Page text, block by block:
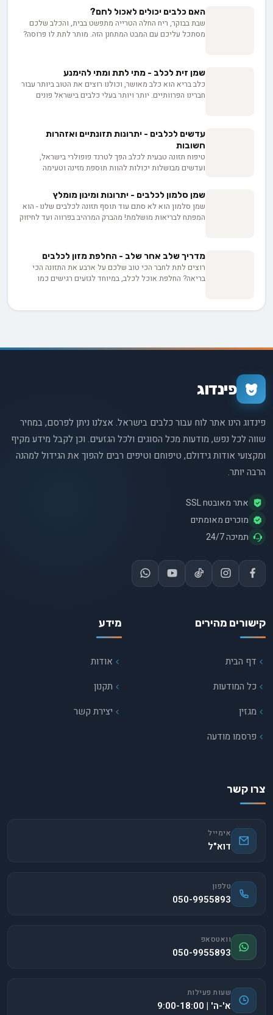
סיבוכים. הצעד הראשון? לדעת בוודאות שהגיע הזמן לשינוי.
האם כלבים יכולים לאכול לחם?
שבת בבוקר, ריח החלה הטרייה מתפשט בבית, והכלב שלכם
מסתכל עליכם עם המבט המתחנן הזה. מותר לתת לו פרוסה?
שמן זית לכלב - מתי לתת ומתי להימנע
כלב בריא הוא כלב מאושר, וכולנו רוצים את הטוב ביותר עבור
חברינו הפרוותיים. יותר ויותר בעלי כלבים בישראל פונים
יכול להועיל - במינונים נכונים ובטוחים.
עדשים לכלבים - יתרונות תזונתיים ואזהרות
חשובות
טיפוח תזונה טבעית לכלב הפך לטרנד פופולרי בישראל,
ועדשים מבושלות יכולות להוות תוספת מזינה וטעימה
להכין עדשים בצורה נכונה, מהן הכמויות המומלצות וכיצד
להימנע מבעיות פוטנציאליות.
שמן סלמון לכלבים - יתרונות ומינון מומלץ
שמן סלמון הוא לא סתם עוד תוסף תזונה לכלבים שלנו - הוא
המפתח לבריאות מושלמת! מהברק המרהיב בפרווה ועד לחיזוק
התוסף הקסום הזה יכול להפוך את הכלב שלכם לבריא
ומאושר יותר.
מדריך שלב אחר שלב - החלפת מזון לכלבים
רוצים לתת לחבר הכי טוב שלכם על ארבע את התזונה הכי
בריאה? החלפת אוכל לכלב, במיוחד לגזעים רגישים כמו
נכון.
פינדוג
פינדוג הינו אתר לוח עבור כלבים בישראל. אצלנו ניתן לפרסם, במחיר
שווה לכל נפש, מודעות מכל הסוגים ולכל הגזעים. וכן לקבל מידע מקיף
ומקצועי אודות גידולם, טיפוחם וטיפים רבים להפוך את הגידול למהנה
הרבה יותר.
אתר מאובטח SSL
מוכרים מאומתים
תמיכה 24/7
קישורים מהירים
דף הבית
כל המודעות
מגזין
פרסמו מודעה
מידע
אודות
תקנון
יצירת קשר
צרו קשר
אימייל
דוא"ל
טלפון
050-9955893
וואטסאפ
050-9955893
שעות פעילות
א'-ה' | 9:00-18:00